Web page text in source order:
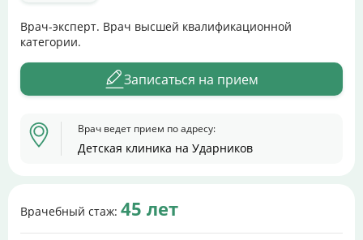
Врач-эксперт. Врач высшей квалификационной
категории.
Записаться на прием
Врач ведет прием по адресу:
Детская клиника на Ударников
Врачебный стаж: 45 лет